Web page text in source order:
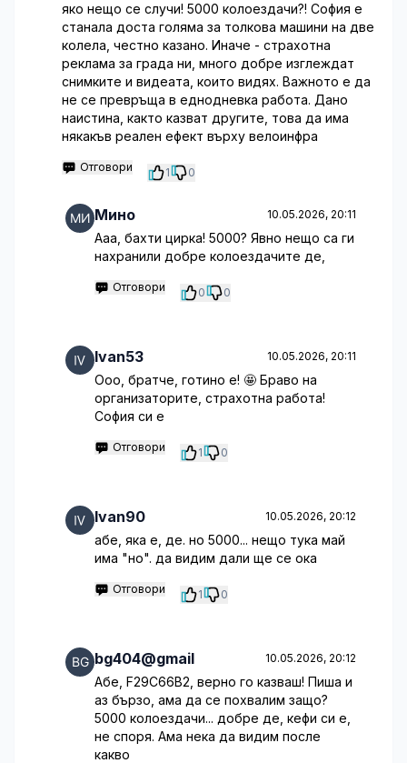
яко нещо се случи! 5000 колоездачи?! София е
станала доста голяма за толкова машини на две
колела, честно казано. Иначе - страхотна
реклама за града ни, много добре изглеждат
снимките и видеата, които видях. Важното е да
не се превръща в еднодневка работа. Дано
наистина, както казват другите, това да има
някакъв реален ефект върху велоинфра
Отговори 1 0
Мино 10.05.2026, 20:11
Ааа, бахти цирка! 5000? Явно нещо са ги
нахранили добре колоездачите де,
Отговори 0 0
Ivan53 10.05.2026, 20:11
Ооо, братче, готино е! 🤩 Браво на
организаторите, страхотна работа!
София си е
Отговори 1 0
Ivan90 10.05.2026, 20:12
абе, яка е, де. но 5000... нещо тука май
има "но". да видим дали ще се ока
Отговори 1 0
bg404@gmail 10.05.2026, 20:12
Абе, F29C66B2, верно го казваш! Пиша и
аз бързо, ама да се похвалим защо?
5000 колоездачи... добре де, кефи си е,
не споря. Ама нека да видим после
какво